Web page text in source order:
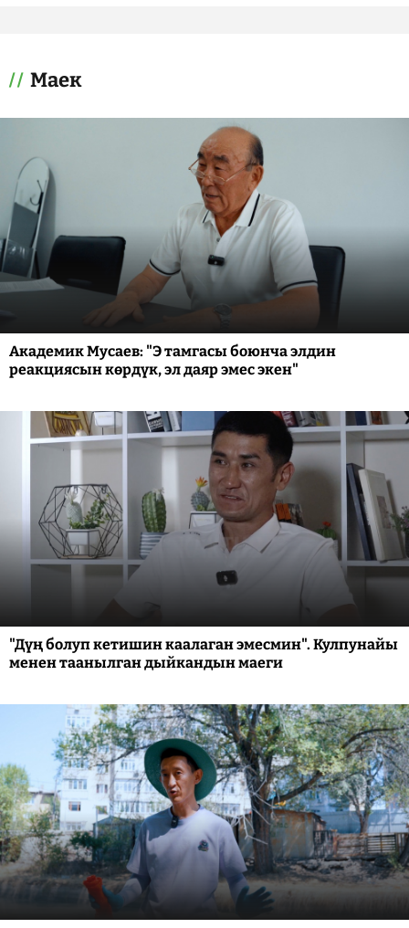
Маек
Академик Мусаев: "Э тамгасы боюнча элдин
реакциясын көрдүк, эл даяр эмес экен"
"Дүң болуп кетишин каалаган эмесмин". Кулпунайы
менен таанылган дыйкандын маеги